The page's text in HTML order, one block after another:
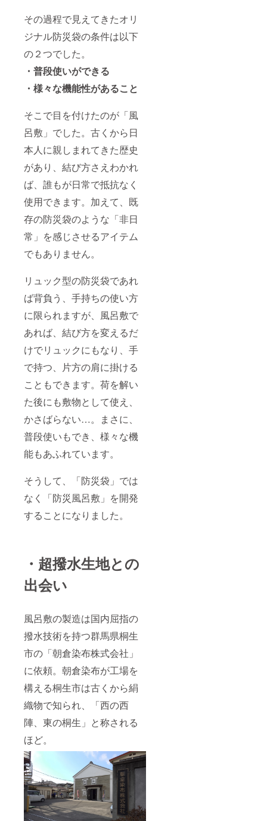
その過程で見えてきたオリ
ジナル防災袋の条件は以下
の２つでした。
・普段使いができる
・様々な機能性があること
そこで目を付けたのが「風
呂敷」でした。古くから日
本人に親しまれてきた歴史
があり、結び方さえわかれ
ば、誰もが日常で抵抗なく
使用できます。加えて、既
存の防災袋のような「非日
常」を感じさせるアイテム
でもありません。
リュック型の防災袋であれ
ば背負う、手持ちの使い方
に限られますが、風呂敷で
あれば、結び方を変えるだ
けでリュックにもなり、手
で持つ、片方の肩に掛ける
こともできます。荷を解い
た後にも敷物として使え、
かさばらない…。まさに、
普段使いもでき、様々な機
能もあふれています。
そうして、「防災袋」では
なく「防災風呂敷」を開発
することになりました。
・超撥水生地との
出会い
風呂敷の製造は国内屈指の
撥水技術を持つ群馬県桐生
市の「朝倉染布株式会社」
に依頼。朝倉染布が工場を
構える桐生市は古くから絹
織物で知られ、「西の西
陣、東の桐生」と称される
ほど。